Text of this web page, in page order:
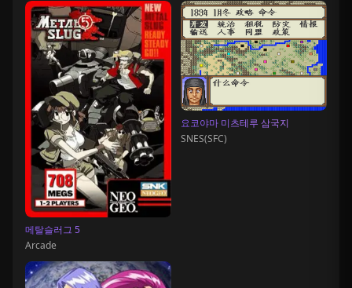
메탈슬러그 5
Arcade
요코야마 미츠테루 삼국지
SNES(SFC)